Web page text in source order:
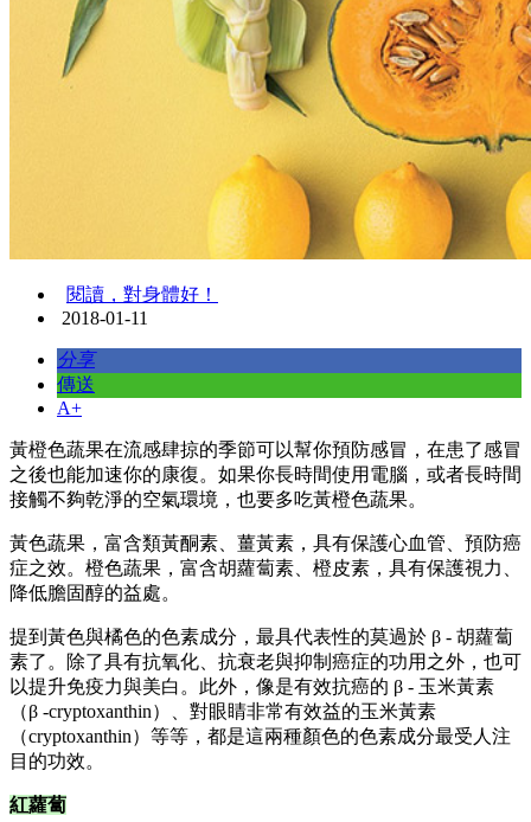
閱讀，對身體好！
2018-01-11
分享
傳送
A+
黃橙色蔬果在流感肆掠的季節可以幫你預防感冒，在患了感冒
之後也能加速你的康復。如果你長時間使用電腦，或者長時間
接觸不夠乾淨的空氣環境，也要多吃黃橙色蔬果。
黃色蔬果，富含類黃酮素、薑黃素，具有保護心血管、預防癌
症之效。橙色蔬果，富含胡蘿蔔素、橙皮素，具有保護視力、
降低膽固醇的益處。
提到黃色與橘色的色素成分，最具代表性的莫過於 β - 胡蘿蔔
素了。除了具有抗氧化、抗衰老與抑制癌症的功用之外，也可
以提升免疫力與美白。此外，像是有效抗癌的 β - 玉米黃素
（β -cryptoxanthin）、對眼睛非常有效益的玉米黃素
（cryptoxanthin）等等，都是這兩種顏色的色素成分最受人注
目的功效。
紅蘿蔔